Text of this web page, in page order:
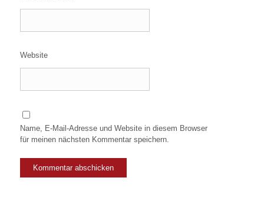
Website
Name, E-Mail-Adresse und Website in diesem Browser
für meinen nächsten Kommentar speichern.